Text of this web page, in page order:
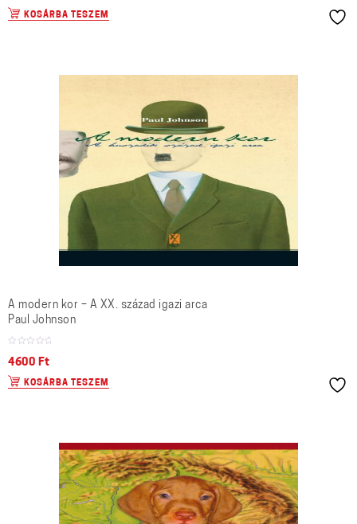
KOSÁRBA TESZEM
A modern kor – A XX. század igazi arca
Paul Johnson
4600 Ft
KOSÁRBA TESZEM